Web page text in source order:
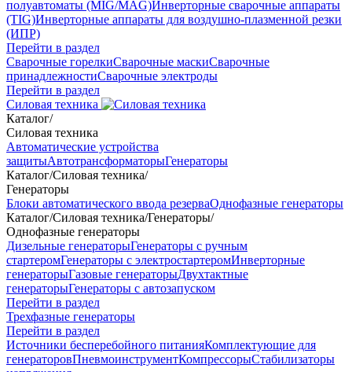
полуавтоматы (MIG/MAG)Инверторные сварочные аппараты
(TIG)Инверторные аппараты для воздушно-плазменной резки
(ИПР)
Перейти в раздел
Сварочные горелкиСварочные маскиСварочные
принадлежностиСварочные электроды
Перейти в раздел
Силовая техника
Каталог/
Силовая техника
Автоматические устройства
защитыАвтотрансформаторыГенераторы
Каталог/Силовая техника/
Генераторы
Блоки автоматического ввода резерваОднофазные генераторы
Каталог/Силовая техника/Генераторы/
Однофазные генераторы
Дизельные генераторыГенераторы с ручным
стартеромГенераторы с электростартеромИнверторные
генераторыГазовые генераторыДвухтактные
генераторыГенераторы с автозапуском
Перейти в раздел
Трехфазные генераторы
Перейти в раздел
Источники бесперебойного питанияКомплектующие для
генераторовПневмоинструментКомпрессорыСтабилизаторы